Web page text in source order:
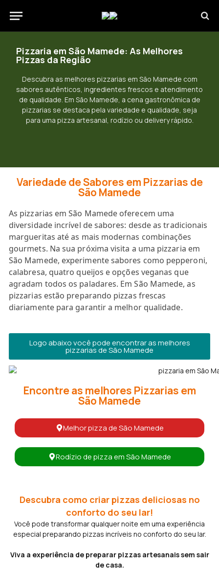
Pizzaria em São Mamede: As Melhores
Pizzas da Região
Descubra as melhores pizzarias em São Mamede com
sabores autênticos, ingredientes frescos e atendimento
de qualidade. Em São Mamede, a cena gastronômica de
pizzarias se destaca pela variedade e qualidade, seja
para uma pizza artesanal, rodízio ou delivery rápido.
Variedade de Sabores em Pizzarias de
São Mamede
As pizzarias em São Mamede oferecem uma
diversidade incrível de sabores: desde as tradicionais
margueritas até as mais modernas combinações
gourmets. Na sua próxima visita a uma pizzaria em
São Mamede, experimente sabores como pepperoni,
calabresa, quatro queijos e opções veganas que
agradam todos os paladares. Em São Mamede, as
pizzarias estão preparando pizzas frescas
diariamente para garantir a melhor qualidade.
Logo abaixo você pode encontrar as melhores
pizzarias de São Mamede
Encontre as melhores Pizzarias em
São Mamede
Melhor pizza de São Mamede
Rodízio de pizza em São Mamede
Descubra como criar pizzas deliciosas no
conforto do seu lar!
Você pode transformar qualquer noite em uma experiência
especial preparando pizzas incríveis no conforto do seu lar.
Viva a experiência de preparar pizzas artesanais sem sair
de casa.